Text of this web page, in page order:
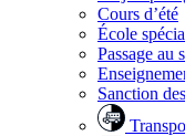
Cours d’été
École
Passage au
Sanction